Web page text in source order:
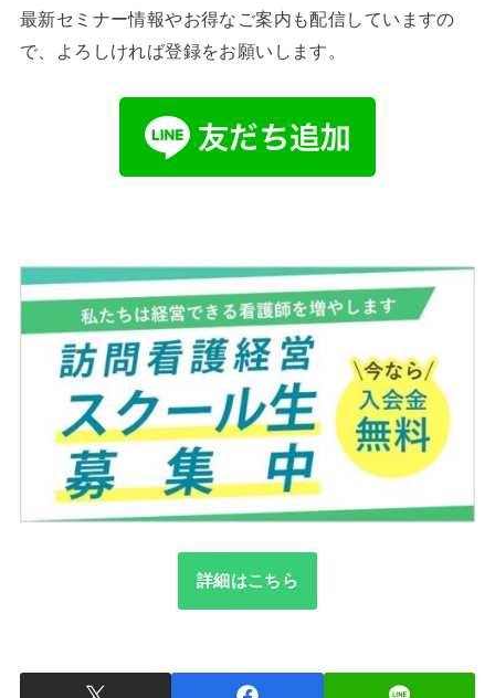
最新セミナー情報やお得なご案内も配信していますの
で、よろしければ登録をお願いします。
詳細はこちら